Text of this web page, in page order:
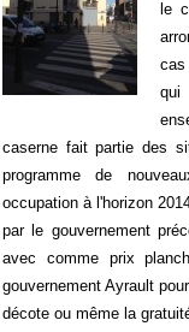
le
cas
qui
caserne fait partie des
programme de
occupation à l'horizon
par le gouvernement
avec comme prix
gouvernement Ayrault
décote ou même la